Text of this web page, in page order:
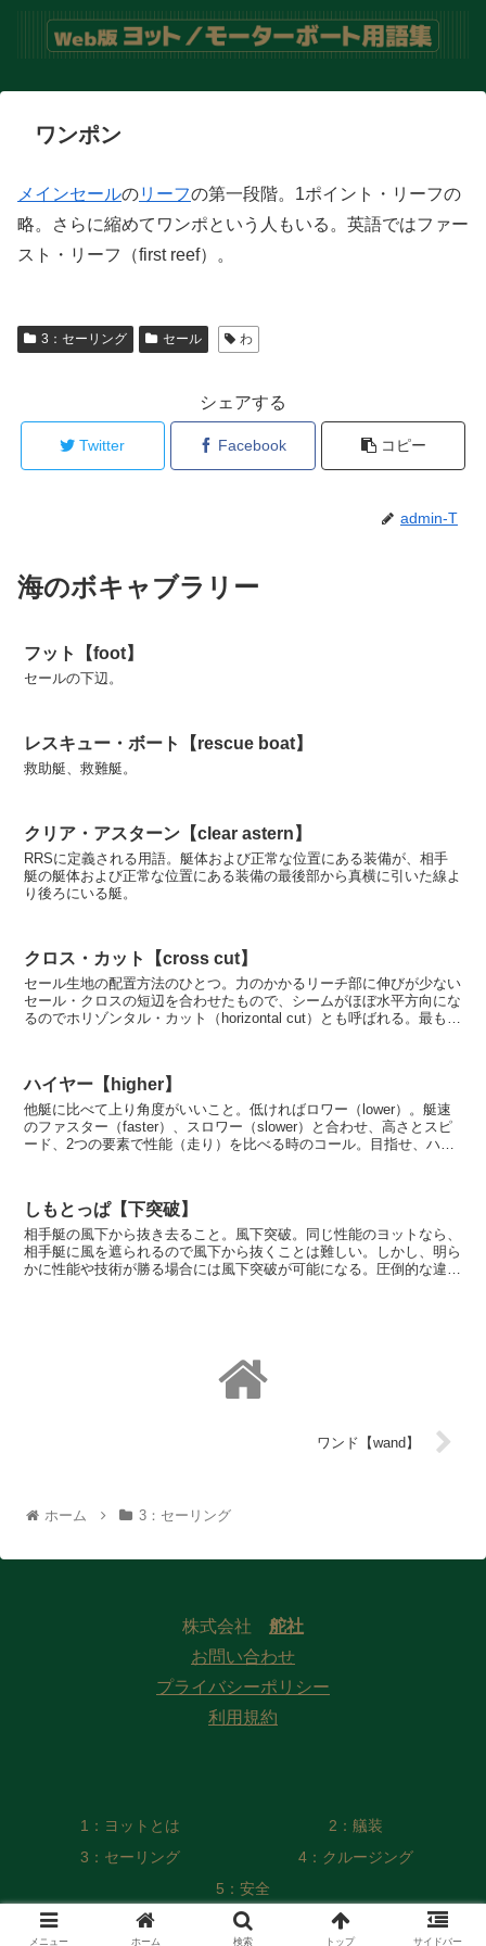
ワンポン
メインセールのリーフの第一段階。1ポイント・リーフの
略。さらに縮めてワンポという人もいる。英語ではファー
スト・リーフ（first reef）。
3：セーリング セール わ
シェアする
Twitter Facebook コピー
admin-T
海のボキャブラリー
フット【foot】
セールの下辺。
レスキュー・ボート【rescue boat】
救助艇、救難艇。
クリア・アスターン【clear astern】
RRSに定義される用語。艇体および正常な位置にある装備が、相手
艇の艇体および正常な位置にある装備の最後部から真横に引いた線よ
り後ろにいる艇。
クロス・カット【cross cut】
セール生地の配置方法のひとつ。力のかかるリーチ部に伸びが少ない
セール・クロスの短辺を合わせたもので、シームがほぼ水平方向にな
るのでホリゾンタル・カット（horizontal cut）とも呼ばれる。最もオ
ハイヤー【higher】
他艇に比べて上り角度がいいこと。低ければロワー（lower）。艇速
のファスター（faster）、スロワー（slower）と合わせ、高さとスピ
ード、2つの要素で性能（走り）を比べる時のコール。目指せ、ハイ
しもとっぱ【下突破】
相手艇の風下から抜き去ること。風下突破。同じ性能のヨットなら、
相手艇に風を遮られるので風下から抜くことは難しい。しかし、明ら
かに性能や技術が勝る場合には風下突破が可能になる。圧倒的な違い
ワンド【wand】
ホーム 3：セーリング
株式会社 舵社
お問い合わせ
プライバシーポリシー
利用規約
1：ヨットとは
2：艤装
3：セーリング
4：クルージング
5：安全
© 2022 Web版 ヨット／モーターボート用語集 編纂委員会
メニュー ホーム 検索 トップ サイドバー